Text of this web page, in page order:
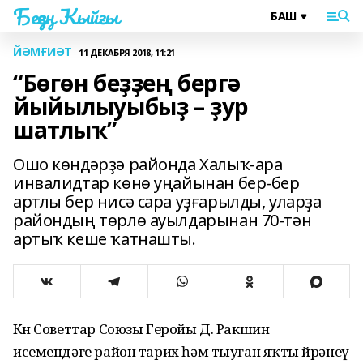
Беҙҙең Ҡыйғы
ЙӘМҒИӘТ 11 ДЕКАБРЯ 2018, 11:21
“Бөгөн беҙҙең бергә
йыйылыуыбыҙ – ҙур
шатлыҡ”
Ошо көндәрҙә районда Халыҡ-ара
инвалидтар көнө уңайынан бер-бер
артлы бер нисә сара уҙғарылды, уларҙа
райондың төрлө ауылдарынан 70-тән
артыҡ кеше ҡатнашты.
Көн Советтар Союзы Геройы Д. Ракшин
исемендәге район тарих һәм тыуған яҡты өйрәнеү